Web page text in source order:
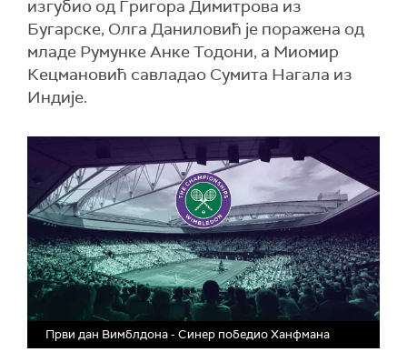
изгубио од Григора Димитрова из
Бугарске, Олга Даниловић је поражена од
младе Румунке Анке Тодони, а Миомир
Кецмановић савладао Сумита Нагала из
Индије.
Први дан Вимблдона - Синер победио Ханфмана